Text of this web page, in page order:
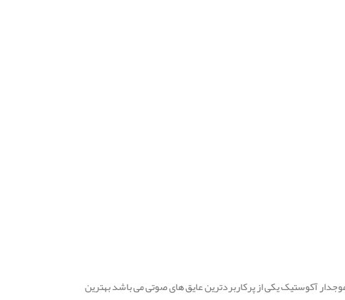
آکوستیک یکی از پرکاربردترین عایق های صوتی می باشد بهترین